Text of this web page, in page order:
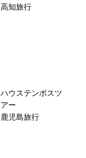
高知旅行
ハウステンボスツ
アー
鹿児島旅行